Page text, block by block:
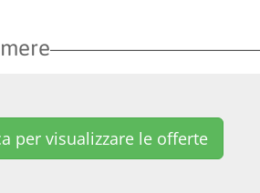
per visualizzare le offerte